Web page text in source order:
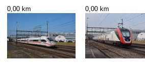
0,00 km 0,00 km